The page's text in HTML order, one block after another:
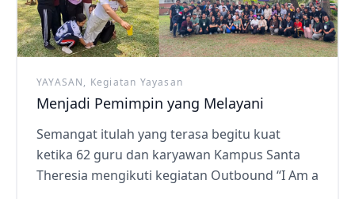
YAYASAN, Kegiatan Yayasan
Menjadi Pemimpin yang Melayani
Semangat itulah yang terasa begitu kuat
ketika 62 guru dan karyawan Kampus Santa
Theresia mengikuti kegiatan Outbound “I Am a